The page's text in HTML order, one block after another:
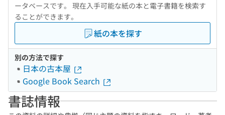
ータベースです。 現在入手可能な紙の本と電子書籍を検索す
ることができます。
紙の本を探す
別の方法で探す
日本の古本屋
Google Book Search
書誌情報